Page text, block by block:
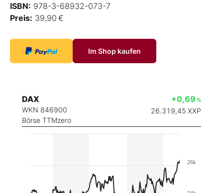
ISBN: 978-3-68932-073-7
Preis: 39,90 €
Im Shop kaufen
DAX
WKN 846900
Börse TTMzero
+0,69 %
26.319,45 XXP
26k